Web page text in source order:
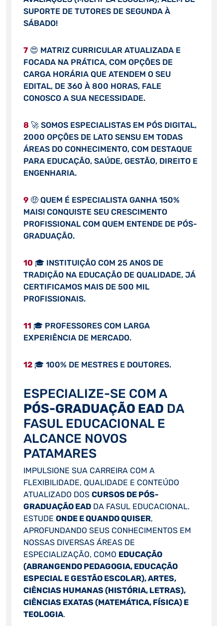
SUPORTE DE TUTORES DE SEGUNDA À
SÁBADO!
7😍 MATRIZ CURRICULAR ATUALIZADA E
FOCADA NA PRÁTICA, COM OPÇÕES DE
CARGA HORÁRIA QUE ATENDEM O SEU
EDITAL, DE 360 À 800 HORAS, FALE
CONOSCO A SUA NECESSIDADE.
8 🚀 SOMOS ESPECIALISTAS EM PÓS DIGITAL,
2000 OPÇÕES DE LATO SENSU EM TODAS
ÁREAS DO CONHECIMENTO, COM DESTAQUE
PARA EDUCAÇÃO, SAÚDE, GESTÃO, DIREITO E
ENGENHARIA.
9🤑 QUEM É ESPECIALISTA GANHA 150%
MAIS! CONQUISTE SEU CRESCIMENTO
PROFISSIONAL COM QUEM ENTENDE DE PÓS-
GRADUAÇÃO.
10 🎓 INSTITUIÇÃO COM 25 ANOS DE
TRADIÇÃO NA EDUCAÇÃO DE QUALIDADE, JÁ
CERTIFICAMOS MAIS DE 500 MIL
PROFISSIONAIS.
11 🎓 PROFESSORES COM LARGA
EXPERIÊNCIA DE MERCADO.
12🎓 100% DE MESTRES E DOUTORES.
ESPECIALIZE-SE COM A
PÓS-GRADUAÇÃO EAD DA
FASUL EDUCACIONAL E
ALCANCE NOVOS
PATAMARES
IMPULSIONE SUA CARREIRA COM A
FLEXIBILIDADE, QUALIDADE E CONTEÚDO
ATUALIZADO DOS CURSOS DE PÓS-
GRADUAÇÃO EADDA FASUL EDUCACIONAL.
ESTUDE ONDE E QUANDO QUISER,
APROFUNDANDO SEUS CONHECIMENTOS EM
NOSSAS DIVERSAS ÁREAS DE
ESPECIALIZAÇÃO, COMO EDUCAÇÃO
(ABRANGENDO PEDAGOGIA, EDUCAÇÃO
ESPECIAL E GESTÃO ESCOLAR), ARTES,
CIÊNCIAS HUMANAS (HISTÓRIA, LETRAS),
CIÊNCIAS EXATAS (MATEMÁTICA, FÍSICA) E
TEOLOGIA.